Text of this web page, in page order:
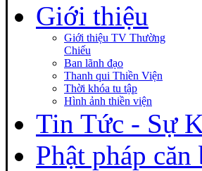
Giới thiệu
Giới thiệu TV Thường
Chiếu
Ban lãnh đạo
Thanh qui Thiền Viện
Thời khóa tu tập
Hình ảnh thiền viện
Tin Tức - Sự
Phật pháp căn